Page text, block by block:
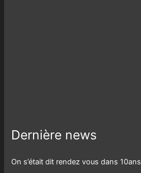
Dernière news
On s’était dit rendez vous dans 10ans